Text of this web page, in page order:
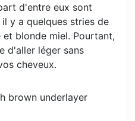
d'entre eux sont
y a quelques stries de
blonde miel. Pourtant,
d'aller léger sans
cheveux.